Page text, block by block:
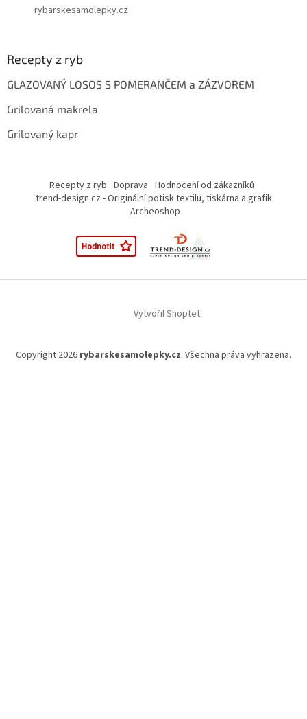
rybarskesamolepky.cz
Recepty z ryb
GLAZOVANÝ LOSOS S POMERANČEM a ZÁZVOREM
Grilovaná makrela
Grilovaný kapr
Recepty z ryb Doprava Hodnocení od zákazníků
trend-design.cz - Originální potisk textilu, tiskárna a grafik
Archeoshop
Vytvořil Shoptet
Copyright 2026 rybarskesamolepky.cz. Všechna práva vyhrazena.